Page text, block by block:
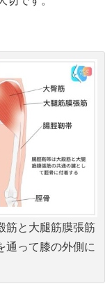
筋と大腿筋膜張筋
通って膝の外側に